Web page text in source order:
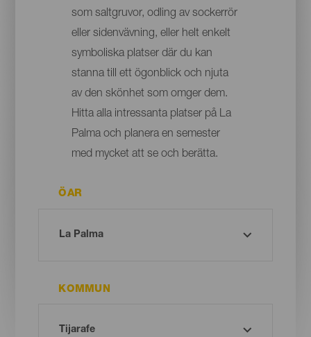
som saltgruvor, odling av sockerrör
eller sidenvävning, eller helt enkelt
symboliska platser där du kan
stanna till ett ögonblick och njuta
av den skönhet som omger dem.
Hitta alla intressanta platser på La
Palma och planera en semester
med mycket att se och berätta.
ÖAR
KOMMUN